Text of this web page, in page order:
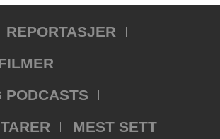
REPORTASJER
PODCASTS
MEST SETT